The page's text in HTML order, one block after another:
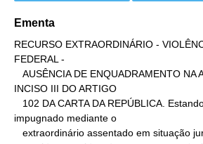
Ementa
RECURSO EXTRAORDINÁRIO -
FEDERAL -
INCISO III DO ARTIGO
impugnado mediante o